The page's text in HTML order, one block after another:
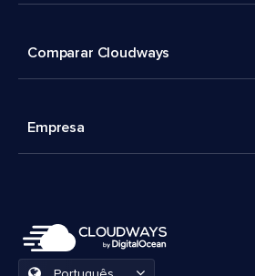
Comparar Cloudways
Empresa